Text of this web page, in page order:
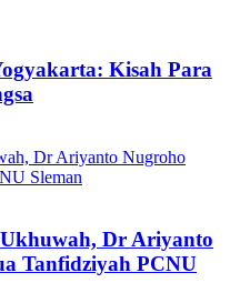
Kisah Para
Dr Ariyanto
Tanfidziyah PCNU